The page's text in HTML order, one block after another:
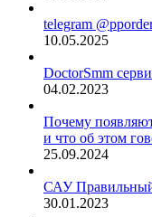
telegram
10.05.2025
DoctorSmm
04.02.2023
Почему
и что об этом
25.09.2024
САУ
30.01.2023